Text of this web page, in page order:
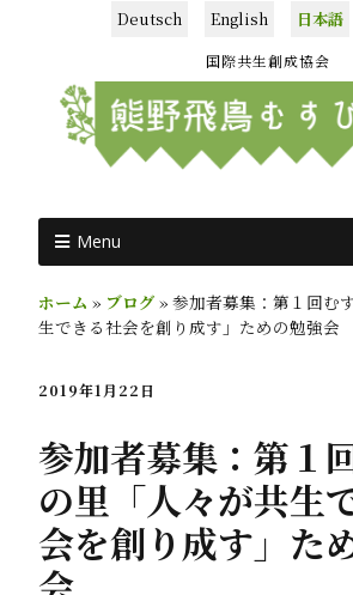
Deutsch English 日本語
国際共生創成協会
Menu
ホーム » ブログ » 参加者募集：第１回む
生できる社会を創り成す」ための勉強会
2019年1月22日
参加者募集：第１
の里「人々が共生
会を創り成す」た